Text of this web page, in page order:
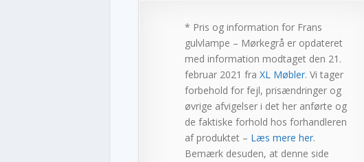
* Pris og information for Frans
gulvlampe – Mørkegrå er opdateret
med information modtaget den 21.
februar 2021 fra XL Møbler. Vi tager
forbehold for fejl, prisændringer og
øvrige afvigelser i det her anførte og
de faktiske forhold hos forhandleren
af produktet – Læs mere her.
Bemærk desuden, at denne side